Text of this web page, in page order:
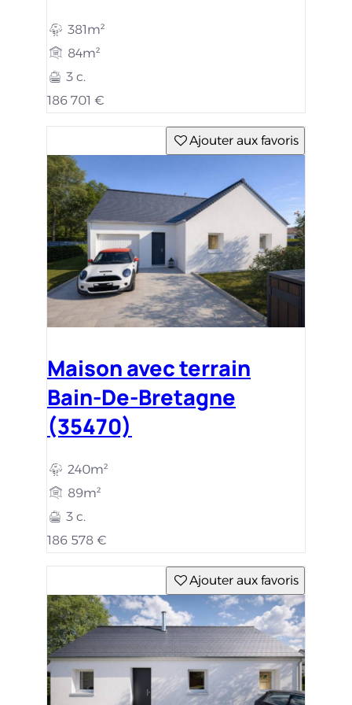
381m²
84m²
3 c.
186 701 €
Ajouter aux favoris
Maison avec terrain
Bain-De-Bretagne
(35470)
240m²
89m²
3 c.
186 578 €
Ajouter aux favoris